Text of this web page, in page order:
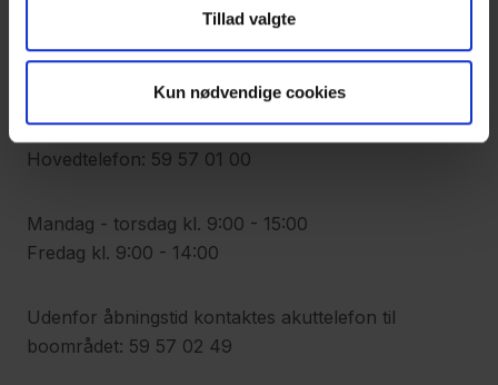
Tillad valgte
Kun nødvendige cookies
4400 Kalundborg
Telefon
Hovedtelefon: 59 57 01 00
Mandag - torsdag kl. 9:00 - 15:00
Fredag kl. 9:00 - 14:00
Udenfor åbningstid kontaktes akuttelefon til
boområdet: 59 57 02 49